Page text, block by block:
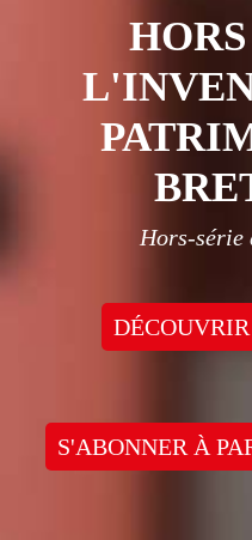
Hors-série
S'ABONNER À